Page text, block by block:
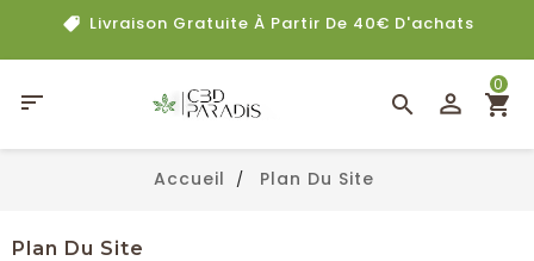
Livraison Gratuite À Partir De 40€ D'achats

0
Accueil Plan Du Site
Plan Du Site